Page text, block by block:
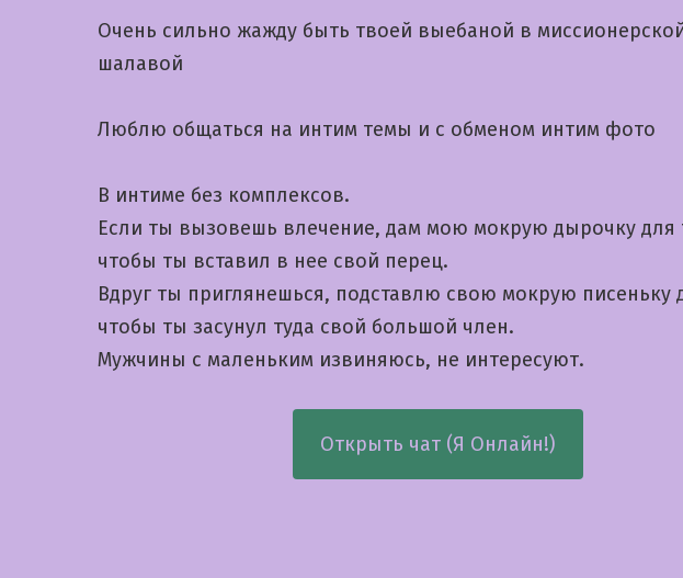
Очень сильно жажду быть твоей выебаной в
шалавой
Люблю общаться на интим темы и с обменом интим фото
В интиме без комплексов.
Если ты вызовешь влечение, дам мою мокрую дырочку для
чтобы ты вставил в нее свой перец.
Вдруг ты приглянешься, подставлю свою мокрую писеньку
чтобы ты засунул туда свой большой член.
Мужчины с маленьким извиняюсь, не интересуют.
Открыть чат (Я Онлайн!)